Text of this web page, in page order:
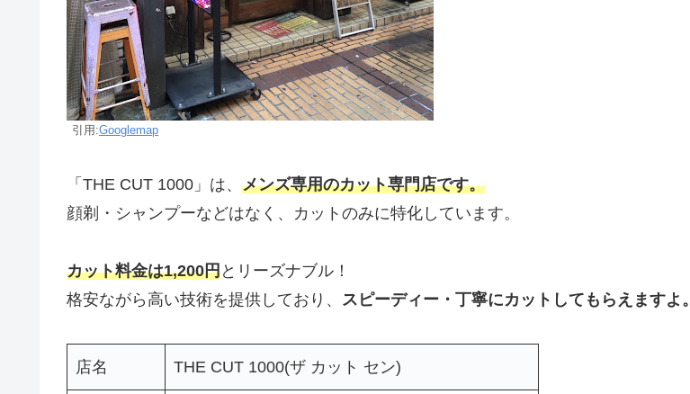
引用:Googlemap
「THE CUT 1000」は、 メンズ専用のカット専門店です。
顔剃・シャンプーなどはなく、カットのみに特化しています。
カット料金は1,200円とリーズナブル！
格安ながら高い技術を提供しており、 スピーディー・丁寧にカットしてもらえますよ。
店名 THE CUT 1000(ザ カット セン)